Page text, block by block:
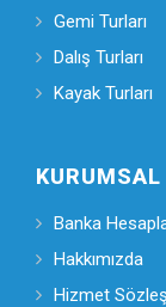
Gemi Turları
Dalış Turları
Kayak Turları
KURUMSAL
Banka
Hakkımızda
Hizmet